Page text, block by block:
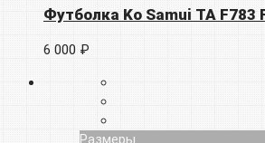
Футболка Ko Samui TA F783
6 000 ₽
Размеры